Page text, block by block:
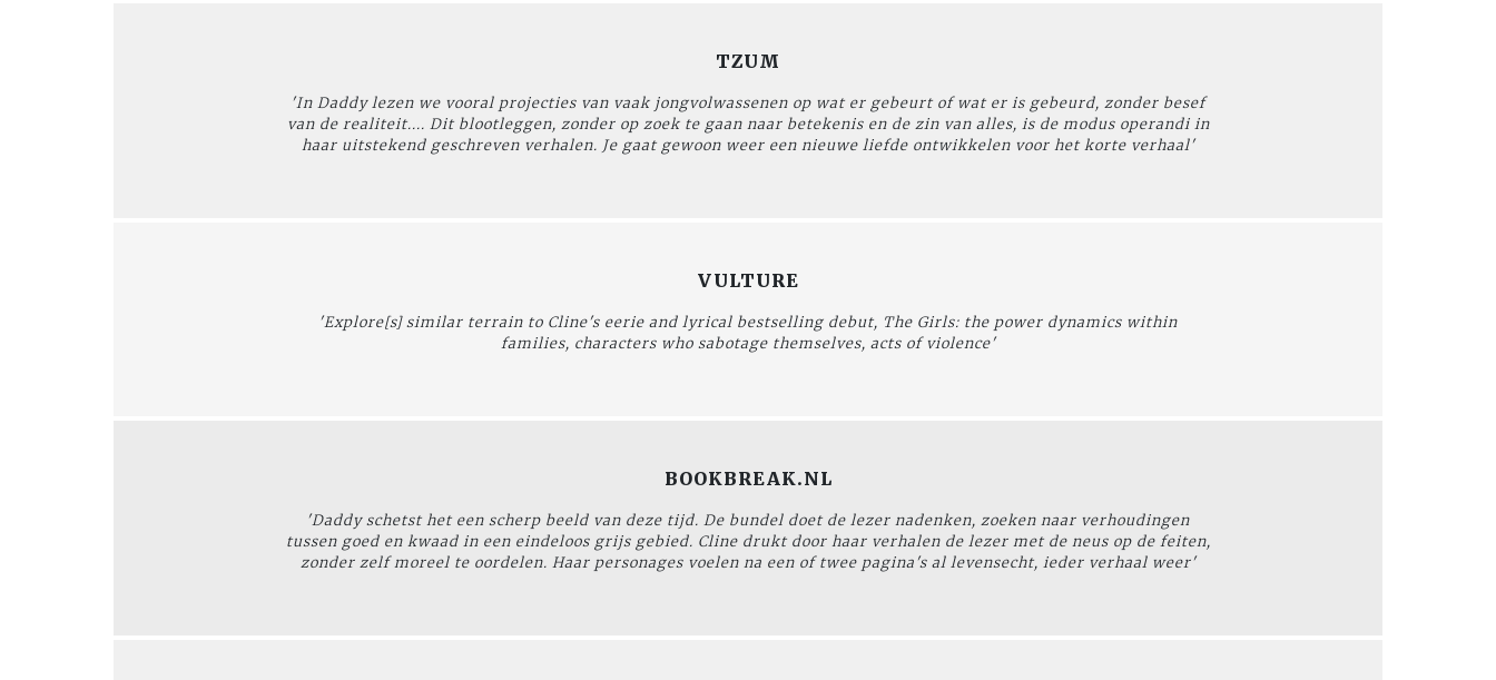
TZUM
'In Daddy lezen we vooral projecties van vaak jongvolwassenen op wat er gebeurt of wat er is gebeurd, zonder besef
van de realiteit.... Dit blootleggen, zonder op zoek te gaan naar betekenis en de zin van alles, is de modus operandi in
haar uitstekend geschreven verhalen. Je gaat gewoon weer een nieuwe liefde ontwikkelen voor het korte verhaal'
VULTURE
'Explore[s] similar terrain to Cline's eerie and lyrical bestselling debut, The Girls: the power dynamics within
families, characters who sabotage themselves, acts of violence'
BOOKBREAK.NL
'Daddy schetst het een scherp beeld van deze tijd. De bundel doet de lezer nadenken, zoeken naar verhoudingen
tussen goed en kwaad in een eindeloos grijs gebied. Cline drukt door haar verhalen de lezer met de neus op de feiten,
zonder zelf moreel te oordelen. Haar personages voelen na een of twee pagina's al levensecht, ieder verhaal weer'